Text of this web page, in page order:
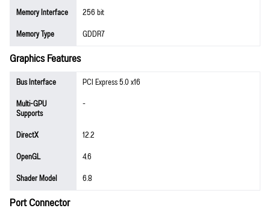
Memory Interface
256 bit
Memory Type
GDDR7
Graphics Features
Bus Interface
PCI Express 5.0 x16
Multi-GPU
Supports
-
DirectX
12.2
OpenGL
4.6
Shader Model
6.8
Port Connector